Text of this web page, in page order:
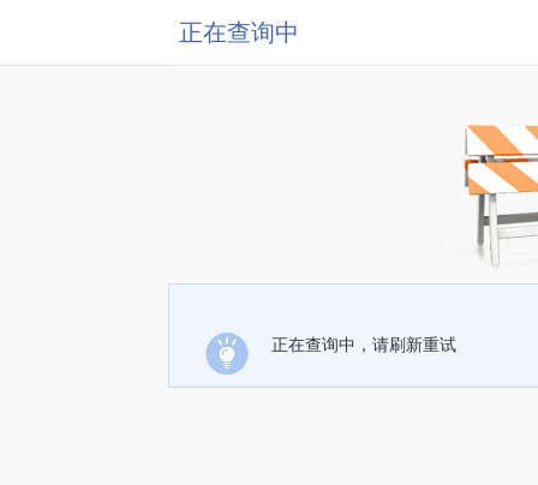
正在查询中
正在查询中，请刷新重试